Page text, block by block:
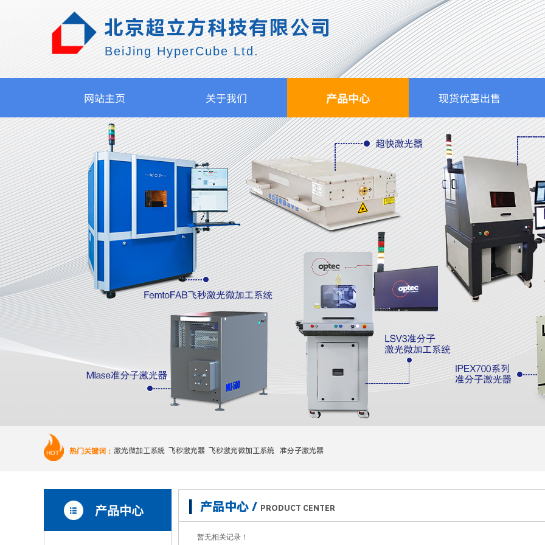
北京超立方科技有限公司
BeiJing HyperCube Ltd.
网站主页 关于我们 产品中心 现货优惠出售
激光微加工系统 飞秒激光器 飞秒激光微加工系统 准分子激光器
热门关键词：
HOT
产品中心 / PRODUCT CENTER
暂无相关记录！
产品中心